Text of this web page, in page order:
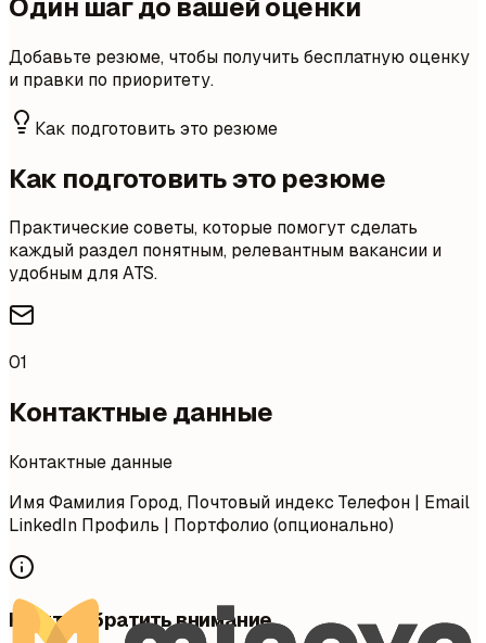
Один шаг до вашей оценки
Добавьте резюме, чтобы получить бесплатную оценку
и правки по приоритету.
Как подготовить это резюме
Как подготовить это резюме
Практические советы, которые помогут сделать
каждый раздел понятным, релевантным вакансии и
удобным для ATS.
01
Контактные данные
Контактные данные
Имя Фамилия Город, Почтовый индекс Телефон | Email
LinkedIn Профиль | Портфолио (опционально)
На что обратить внимание